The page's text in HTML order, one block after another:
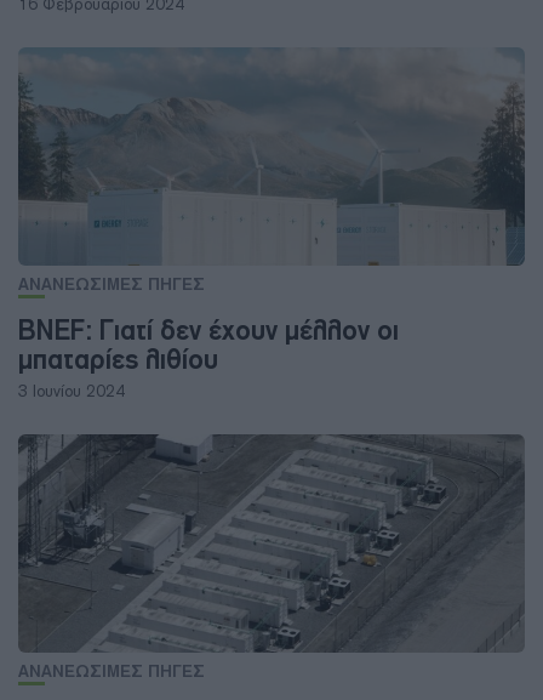
16 Φεβρουαρίου 2024
ΑΝΑΝΕΩΣΙΜΕΣ ΠΗΓΕΣ
BNEF: Γιατί δεν έχουν μέλλον οι
μπαταρίες λιθίου
3 Ιουνίου 2024
ΑΝΑΝΕΩΣΙΜΕΣ ΠΗΓΕΣ